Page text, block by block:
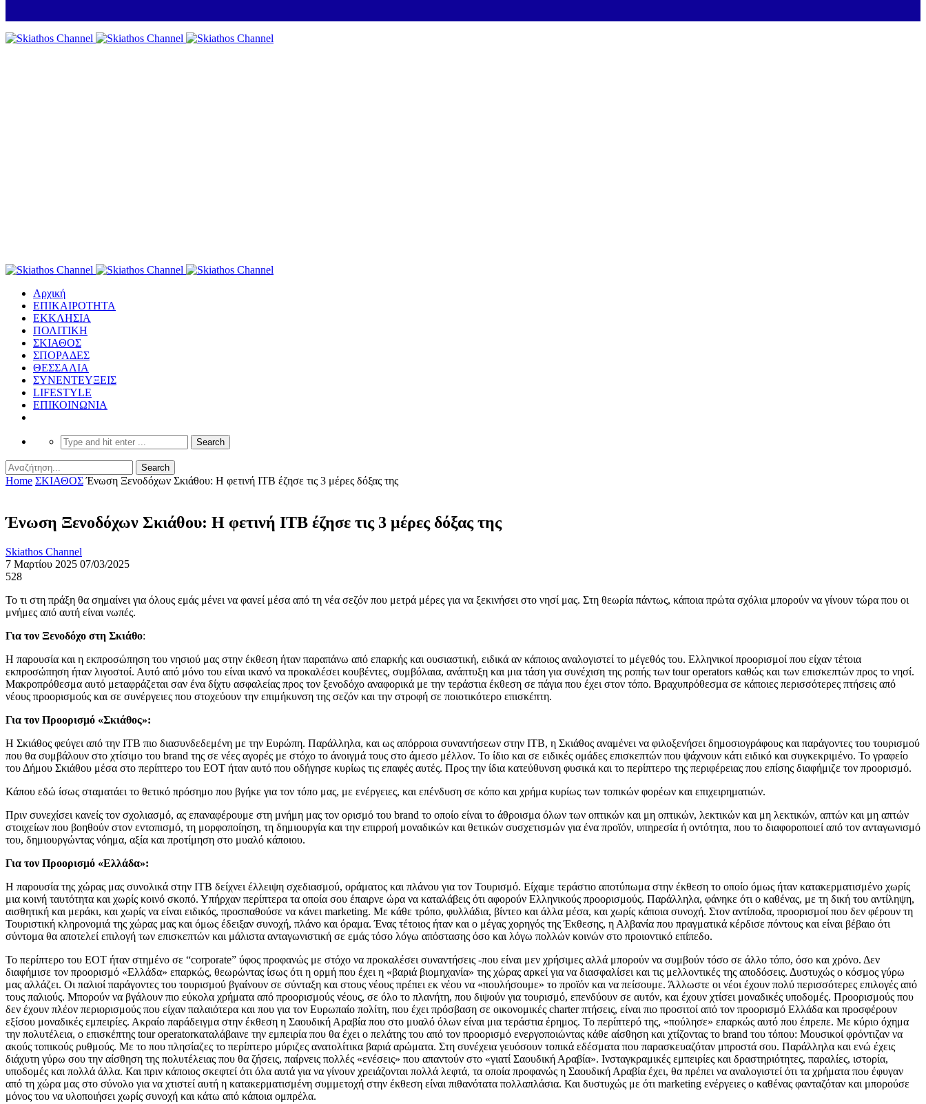
Αρχική
ΕΠΙΚΑΙΡΟΤΗΤΑ
ΕΚΚΛΗΣΙΑ
ΠΟΛΙΤΙΚΗ
ΣΚΙΑΘΟΣ
ΣΠΟΡΑΔΕΣ
ΘΕΣΣΑΛΙΑ
ΣΥΝΕΝΤΕΥΞΕΙΣ
LIFESTYLE
ΕΠΙΚΟΙΝΩΝΙΑ
Home ΣΚΙΑΘΟΣ Ένωση Ξενοδόχων Σκιάθου: H φετινή ΙΤΒ έζησε τις 3 μέρες δόξας της
Ένωση Ξενοδόχων Σκιάθου: H φετινή ΙΤΒ έζησε τις 3 μέρες δόξας της
Skiathos Channel
7 Μαρτίου 2025 07/03/2025
528
Το τι στη πράξη θα σημαίνει για όλους εμάς μένει να φανεί μέσα από τη νέα σεζόν που μετρά μέρες για να ξεκινήσει στο νησί μας. Στη θεωρία πάντως, κάποια πρώτα σχόλια μπορούν να γίνουν τώρα που οι
μνήμες από αυτή είναι νωπές.
Για τον Ξενοδόχο στη Σκιάθο:
Η παρουσία και η εκπροσώπηση του νησιού μας στην έκθεση ήταν παραπάνω από επαρκής και ουσιαστική, ειδικά αν κάποιος αναλογιστεί το μέγεθός του. Ελληνικοί προορισμοί που είχαν τέτοια
εκπροσώπηση ήταν λιγοστοί. Αυτό από μόνο του είναι ικανό να προκαλέσει κουβέντες, συμβόλαια, ανάπτυξη και μια τάση για συνέχιση της ροπής των tour operators καθώς και των επισκεπτών προς το νησί.
Μακροπρόθεσμα αυτό μεταφράζεται σαν ένα δίχτυ ασφαλείας προς τον ξενοδόχο αναφορικά με την τεράστια έκθεση σε πάγια που έχει στον τόπο. Βραχυπρόθεσμα σε κάποιες περισσότερες πτήσεις από
νέους προορισμούς και σε συνέργειες που στοχεύουν την επιμήκυνση της σεζόν και την στροφή σε ποιοτικότερο επισκέπτη.
Για τον Προορισμό «Σκιάθος»:
Η Σκιάθος φεύγει από την ΙΤΒ πιο διασυνδεδεμένη με την Ευρώπη. Παράλληλα, και ως απόρροια συναντήσεων στην ΙΤΒ, η Σκιάθος αναμένει να φιλοξενήσει δημοσιογράφους και παράγοντες του τουρισμού
που θα συμβάλουν στο χτίσιμο του brand της σε νέες αγορές με στόχο το άνοιγμά τους στο άμεσο μέλλον. Το ίδιο και σε ειδικές ομάδες επισκεπτών που ψάχνουν κάτι ειδικό και συγκεκριμένο. Το γραφείο
του Δήμου Σκιάθου μέσα στο περίπτερο του ΕΟΤ ήταν αυτό που οδήγησε κυρίως τις επαφές αυτές. Προς την ίδια κατεύθυνση φυσικά και το περίπτερο της περιφέρειας που επίσης διαφήμιζε τον προορισμό.
Κάπου εδώ ίσως σταματάει το θετικό πρόσημο που βγήκε για τον τόπο μας, με ενέργειες, και επένδυση σε κόπο και χρήμα κυρίως των τοπικών φορέων και επιχειρηματιών.
Πριν συνεχίσει κανείς τον σχολιασμό, ας επαναφέρουμε στη μνήμη μας τον ορισμό του brand το οποίο είναι το άθροισμα όλων των οπτικών και μη οπτικών, λεκτικών και μη λεκτικών, απτών και μη απτών
στοιχείων που βοηθούν στον εντοπισμό, τη μορφοποίηση, τη δημιουργία και την επιρροή μοναδικών και θετικών συσχετισμών για ένα προϊόν, υπηρεσία ή οντότητα, που το διαφοροποιεί από τον ανταγωνισμό
του, δημιουργώντας νόημα, αξία και προτίμηση στο μυαλό κάποιου.
Για τον Προορισμό «Ελλάδα»:
Η παρουσία της χώρας μας συνολικά στην ΙΤΒ δείχνει έλλειψη σχεδιασμού, οράματος και πλάνου για τον Τουρισμό. Είχαμε τεράστιο αποτύπωμα στην έκθεση το οποίο όμως ήταν κατακερματισμένο χωρίς
μια κοινή ταυτότητα και χωρίς κοινό σκοπό. Υπήρχαν περίπτερα τα οποία σου έπαιρνε ώρα να καταλάβεις ότι αφορούν Ελληνικούς προορισμούς. Παράλληλα, φάνηκε ότι ο καθένας, με τη δική του αντίληψη,
αισθητική και μεράκι, και χωρίς να είναι ειδικός, προσπαθούσε να κάνει marketing. Με κάθε τρόπο, φυλλάδια, βίντεο και άλλα μέσα, και χωρίς κάποια συνοχή. Στον αντίποδα, προορισμοί που δεν φέρουν τη
Τουριστική κληρονομιά της χώρας μας και όμως έδειξαν συνοχή, πλάνο και όραμα. Ένας τέτοιος ήταν και ο μέγας χορηγός της Έκθεσης, η Αλβανία που πραγματικά κέρδισε πόντους και είναι βέβαιο ότι
σύντομα θα αποτελεί επιλογή των επισκεπτών και μάλιστα ανταγωνιστική σε εμάς τόσο λόγω απόστασης όσο και λόγω πολλών κοινών στο προιοντικό επίπεδο.
Το περίπτερο του ΕΟΤ ήταν στημένο σε “corporate” ύφος προφανώς με στόχο να προκαλέσει συναντήσεις -που είναι μεν χρήσιμες αλλά μπορούν να συμβούν τόσο σε άλλο τόπο, όσο και χρόνο. Δεν
διαφήμισε τον προορισμό «Ελλάδα» επαρκώς, θεωρώντας ίσως ότι η ορμή που έχει η «βαριά βιομηχανία» της χώρας αρκεί για να διασφαλίσει και τις μελλοντικές της αποδόσεις. Δυστυχώς ο κόσμος γύρω
μας αλλάζει. Οι παλιοί παράγοντες του τουρισμού βγαίνουν σε σύνταξη και στους νέους πρέπει εκ νέου να «πουλήσουμε» το προϊόν και να πείσουμε. Άλλωστε οι νέοι έχουν πολύ περισσότερες επιλογές από
τους παλιούς. Μπορούν να βγάλουν πιο εύκολα χρήματα από προορισμούς νέους, σε όλο το πλανήτη, που διψούν για τουρισμό, επενδύουν σε αυτόν, και έχουν χτίσει μοναδικές υποδομές. Προορισμούς που
δεν έχουν πλέον περιορισμούς που είχαν παλαιότερα και που για τον Ευρωπαίο πολίτη, που έχει πρόσβαση σε οικονομικές charter πτήσεις, είναι πιο προσιτοί από τον προορισμό Ελλάδα και προσφέρουν
εξίσου μοναδικές εμπειρίες. Ακραίο παράδειγμα στην έκθεση η Σαουδική Αραβία που στο μυαλό όλων είναι μια τεράστια έρημος. Το περίπτερό της, «πούλησε» επαρκώς αυτό που έπρεπε. Με κύριο όχημα
την πολυτέλεια, ο επισκέπτης tour operatorκαταλάβαινε την εμπειρία που θα έχει ο πελάτης του από τον προορισμό ενεργοποιώντας κάθε αίσθηση και χτίζοντας το brand του τόπου: Μουσικοί φρόντιζαν να
ακούς τοπικούς ρυθμούς. Με το που πλησίαζες το περίπτερο μύριζες ανατολίτικα βαριά αρώματα. Στη συνέχεια γευόσουν τοπικά εδέσματα που παρασκευαζόταν μπροστά σου. Παράλληλα και ενώ έχεις
διάχυτη γύρω σου την αίσθηση της πολυτέλειας που θα ζήσεις, παίρνεις πολλές «ενέσεις» που απαντούν στο «γιατί Σαουδική Αραβία». Ινσταγκραμικές εμπειρίες και δραστηριότητες, παραλίες, ιστορία,
υποδομές και πολλά άλλα. Και πριν κάποιος σκεφτεί ότι όλα αυτά για να γίνουν χρειάζονται πολλά λεφτά, τα οποία προφανώς η Σαουδική Αραβία έχει, θα πρέπει να αναλογιστεί ότι τα χρήματα που έφυγαν
από τη χώρα μας στο σύνολο για να χτιστεί αυτή η κατακερματισμένη συμμετοχή στην έκθεση είναι πιθανότατα πολλαπλάσια. Και δυστυχώς με ότι marketing ενέργειες ο καθένας φανταζόταν και μπορούσε
μόνος του να υλοποιήσει χωρίς συνοχή και κάτω από κάποια ομπρέλα.